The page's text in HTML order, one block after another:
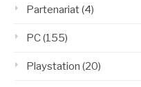
Partenariat(4)
PC(155)
Playstation (20)